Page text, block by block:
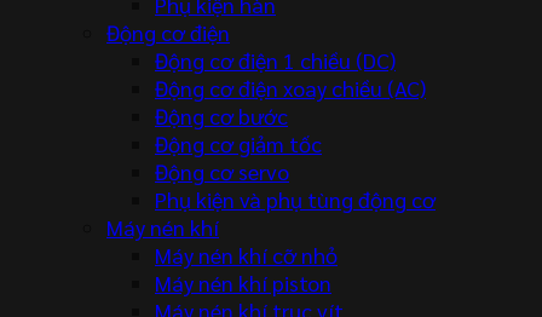
Động cơ điện
Động cơ điện 1 chiều (DC)
Động cơ điện xoay chiều (AC)
Động cơ bước
Động cơ giảm tốc
Động cơ servo
Phụ kiện và phụ tùng động cơ
Máy nén khí
Máy nén khí cỡ nhỏ
Máy nén khí piston
Máy nén khí trục vít